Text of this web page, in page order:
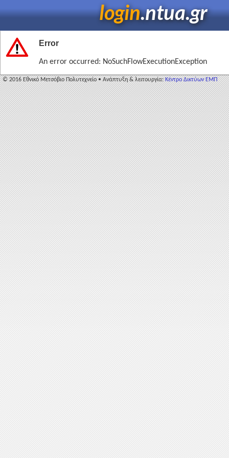
login.ntua.gr
Error
An error occurred: NoSuchFlowExecutionException
© 2016 Εθνικό Μετσόβιο Πολυτεχνείο • Ανάπτυξη & λειτουργία:Κέντρο Δικτύων ΕΜΠ